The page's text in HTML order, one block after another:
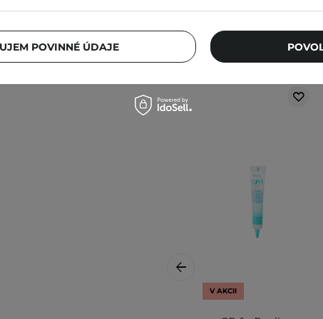
V AKCII
POVINNÉ ÚDAJE